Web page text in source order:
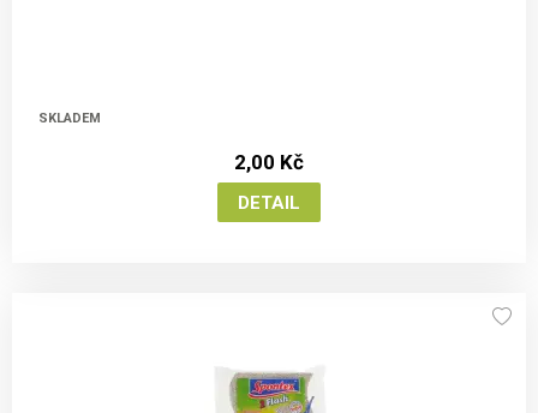
SKLADEM
2,00 Kč